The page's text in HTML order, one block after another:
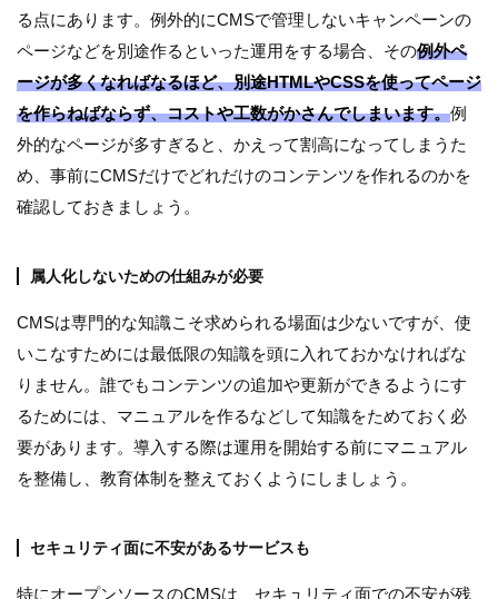
る点にあります。例外的にCMSで管理しないキャンペーンの
ページなどを別途作るといった運用をする場合、その例外ペ
ージが多くなればなるほど、別途HTMLやCSSを使ってページ
を作らねばならず、コストや工数がかさんでしまいます。例
外的なページが多すぎると、かえって割高になってしまうた
め、事前にCMSだけでどれだけのコンテンツを作れるのかを
確認しておきましょう。
属人化しないための仕組みが必要
CMSは専門的な知識こそ求められる場面は少ないですが、使
いこなすためには最低限の知識を頭に入れておかなければな
りません。誰でもコンテンツの追加や更新ができるようにす
るためには、マニュアルを作るなどして知識をためておく必
要があります。導入する際は運用を開始する前にマニュアル
を整備し、教育体制を整えておくようにしましょう。
セキュリティ面に不安があるサービスも
特にオープンソースのCMSは、セキュリティ面での不安が残